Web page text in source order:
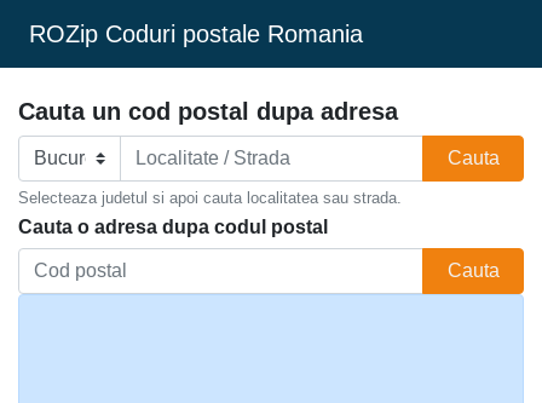
ROZip Coduri postale Romania
Cauta un cod postal dupa adresa
Cauta
Selecteaza judetul si apoi cauta localitatea sau strada.
Cauta o adresa dupa codul postal
Cauta